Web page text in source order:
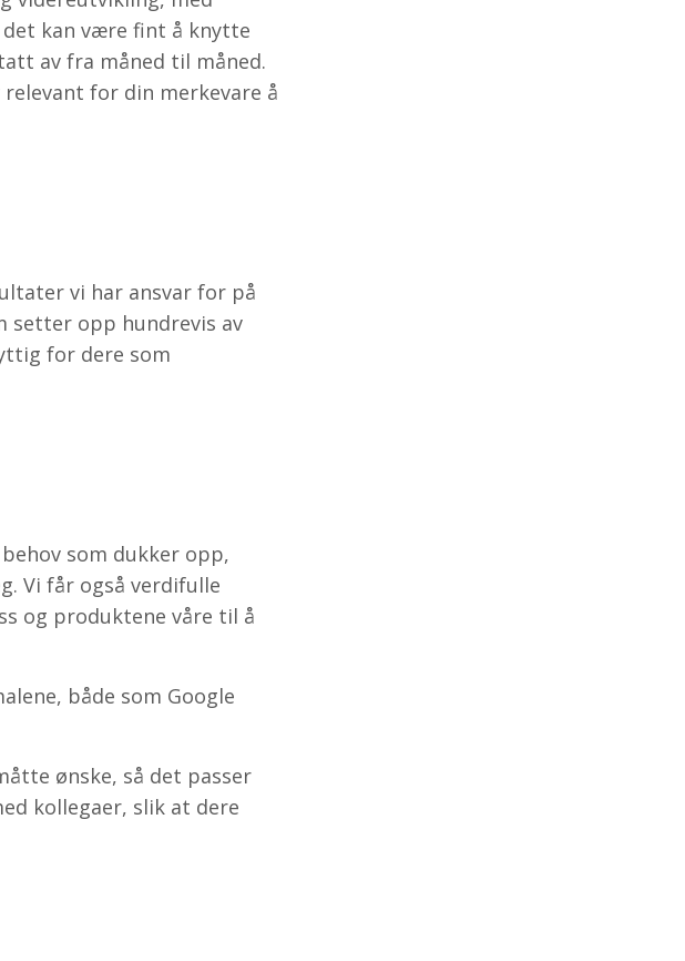
kan være fint å knytte
av fra måned til måned.
for din merkevare å
vi har ansvar for på
setter opp hundrevis av
for dere som
som dukker opp,
Vi får også verdifulle
og produktene våre til å
både som Google
ønske, så det passer
kollegaer, slik at dere